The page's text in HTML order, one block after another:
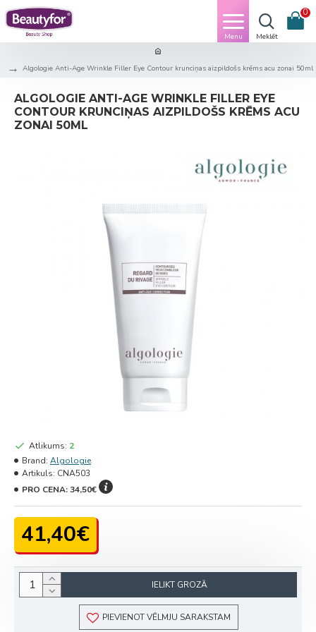
0
Algologie Anti-Age Wrinkle Filler Eye Contour krunciņas aizpildošs krēms acu zonai 50ml
ALGOLOGIE ANTI-AGE WRINKLE FILLER EYE
CONTOUR KRUNCIŅAS AIZPILDOŠS KRĒMS ACU
ZONAI 50ML
41,40€
Atlikums: 2
Brand: Algologie
Artikuls: CNA503
PRO CENA:34,50€
IELIKT GROZĀ
PIEVIENOT VĒLMJU SARAKSTAM